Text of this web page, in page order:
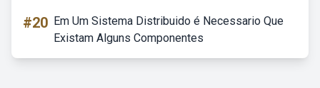
#20 Em Um Sistema Distribuido é Necessario Que
Existam Alguns Componentes